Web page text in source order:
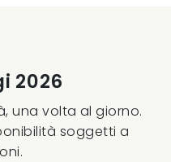
2026
una volta al giorno.
soggetti a